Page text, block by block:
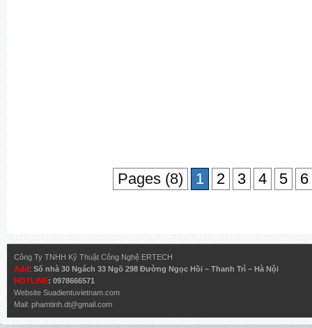
Pages (8) 1 2 3 4 5 6
Công Ty TNHH Kỹ Thuật Công Nghệ ERTECH
Add: Số nhà 30 Ngách 33 Ngõ 298 Đường Ngọc Hồi – Thanh Trì – Hà Nội
HOTLINE: 0978666571
Website Suadientuvietnam.com
Mail: phamtinh.dt@gmail.com